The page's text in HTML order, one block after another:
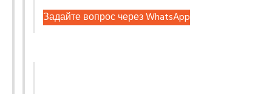
Задайте вопрос через WhatsApp